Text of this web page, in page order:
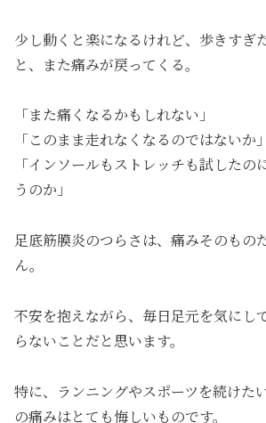
少し動くと楽になるけれど、歩きすぎ
と、また痛みが戻ってくる。
「また痛くなるかもしれない」
「このまま走れなくなるのではないか」
「インソールもストレッチも試したの
うのか」
足底筋膜炎のつらさは、痛みそのもの
ん。
不安を抱えながら、毎日足元を気にし
らないことだと思います。
特に、ランニングやスポーツを続けた
の痛みはとても悔しいものです。